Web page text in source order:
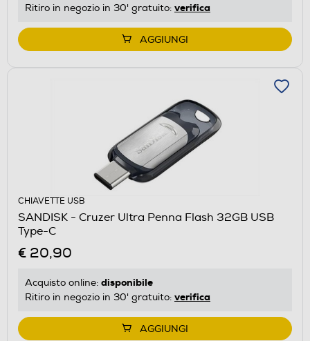
Ritiro in negozio in 30' gratuito: verifica
AGGIUNGI
CHIAVETTE USB
SANDISK - Cruzer Ultra Penna Flash 32GB USB
Type-C
€ 20,90
Acquisto online: disponibile
Ritiro in negozio in 30' gratuito: verifica
AGGIUNGI